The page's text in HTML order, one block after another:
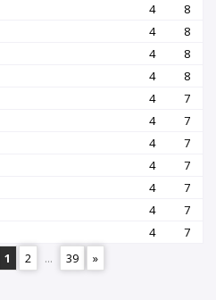
4
8
4
8
4
8
4
8
4
7
4
7
4
7
4
7
4
7
4
7
4
7
1 2 ... 39 »